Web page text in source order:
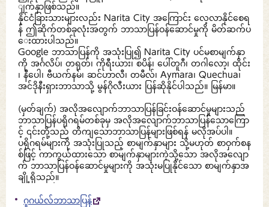
ျက်နှာဖြစ်သည်။
နိုင်ငံခြားသားများလည်း Narita City အကြောင်း လေ့လာနိုင်စေရ
န် ဤဆိုက်တစ်ခုလုံးအတွက် ဘာသာပြန်ဝန်ဆောင်မှုကို မိတ်ဆက်ပ
ေးထားပါသည်။
Google ဘာသာပြန်ကို အသုံးပြု၍ Narita City ပင်မစာမျက်နှာ
ကို အင်္ဂလိပ်၊ တရုတ်၊ ကိုရီးယား၊ စပိန်၊ ပေါ်တူဂီ၊ တဂါလော့၊ ထိုင်း
၊ နီပေါ၊ ဗီယက်နမ်၊ ဆင်ဟာလီ၊ တမီလ်၊ Aymara၊ Quechua၊
အင်ဒိုနီးရှားဘာသာသို့ မွန်ဂိုလီးယား ပြန်ဆိုနိုင်ပါသည်။ မြန်မာ။
(မှတ်ချက်) အလိုအလျောက်ဘာသာပြန်ခြင်းဝန်ဆောင်မှုများသည်
ဘာသာပြန်ပရိုဂရမ်တစ်ခုမှ အလိုအလျောက်ဘာသာပြန်သောကြော
င့် ၎င်းတို့သည် တိကျသောဘာသာပြန်များဖြစ်ရန် မလိုအပ်ပါ။
ပရိုဂရမ်များကို အသုံးပြုသည့် စာမျက်နှာများ သို့မဟုတ် စာဝှက်စန
စ်ဖြင့် ကာကွယ်ထားသော စာမျက်နှာများကဲ့သို့သော အလိုအလျော
က် ဘာသာပြန်ဝန်ဆောင်မှုများကို အသုံးမပြုနိုင်သော စာမျက်နှာအ
ချို့ရှိသည်။
ဂူဂယ်လ်ဘာသာပြန်